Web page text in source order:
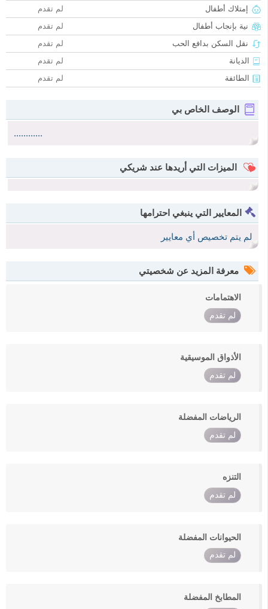
إمتلاك أطفال
لم تقدم
نية بإنجاب أطفال
لم تقدم
نقل السكن بدافع الحب
لم تقدم
الديانة
لم تقدم
الطائفة
لم تقدم
الوصف الخاص بي
............
الميزات التي أريدها عند شريكي
المعايير التي ينبغي احترامها
لم يتم تخصيص أي معايير
معرفة المزيد عن شخصيتي
الاهتمامات
لم تقدم
الأذواق الموسيقية
لم تقدم
الرياضات المفضلة
لم تقدم
التنزه
لم تقدم
الحيوانات المفضلة
لم تقدم
المطابخ المفضلة